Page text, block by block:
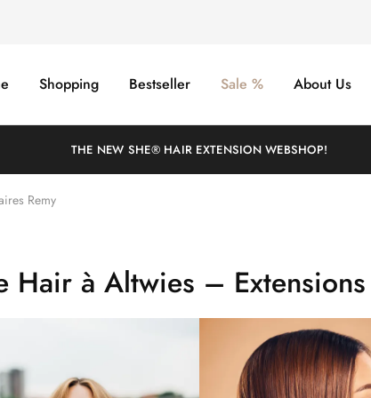
Shopping Bestseller Sale % About Us
THE NEW SHE® HAIR EXTENSION WEBSHOP!
Remy
Hair à Altwies –